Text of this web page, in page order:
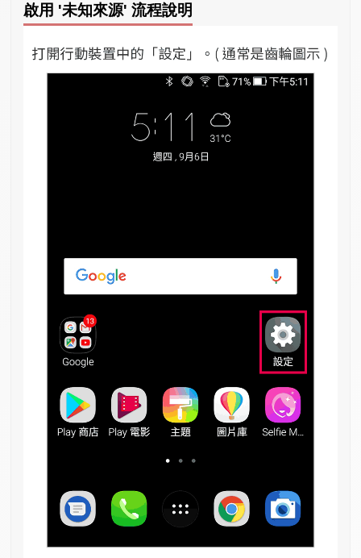
啟用 '未知來源' 流程說明